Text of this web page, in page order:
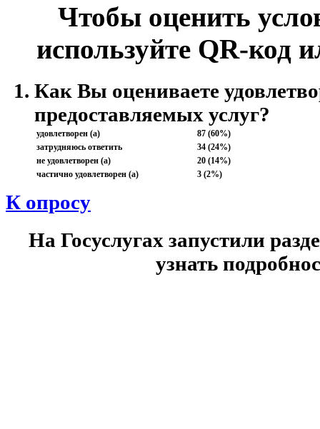
Чтобы оценить
используйте QR-код
Как Вы оцениваете
предоставляемых услуг?
удовлетворен (а)
87 (60%)
затрудняюсь ответить
34 (24%)
не удовлетворен (а)
20 (14%)
частично удовлетворен (а)
3 (2%)
К опросу
На Госуслугах запустили
узнать